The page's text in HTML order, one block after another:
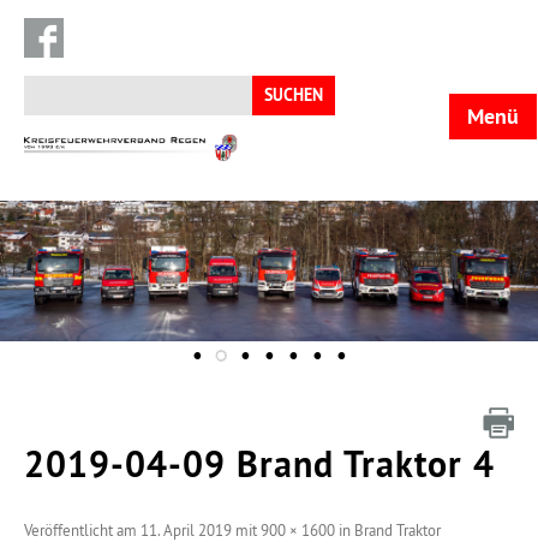
Suchen
nach:
KFV
Menü
2019-04-09 Brand Traktor 4
Veröffentlicht am 11. April 2019 mit900 × 1600 in Brand Traktor